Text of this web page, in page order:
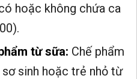
hoặc không chứa ca
từ sữa: Chế phẩm
sinh hoặc trẻ nhỏ từ